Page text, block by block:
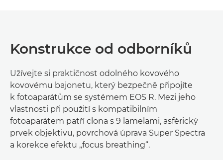
Konstrukce od odborníků
Užívejte si praktičnost odolného kovového
kovovému bajonetu, který bezpečně připojíte
k fotoaparátům se systémem EOS R. Mezi jeho
vlastnosti při použití s kompatibilním
fotoaparátem patří clona s 9 lamelami, asférický
prvek objektivu, povrchová úprava Super Spectra
a korekce efektu „focus breathing“.